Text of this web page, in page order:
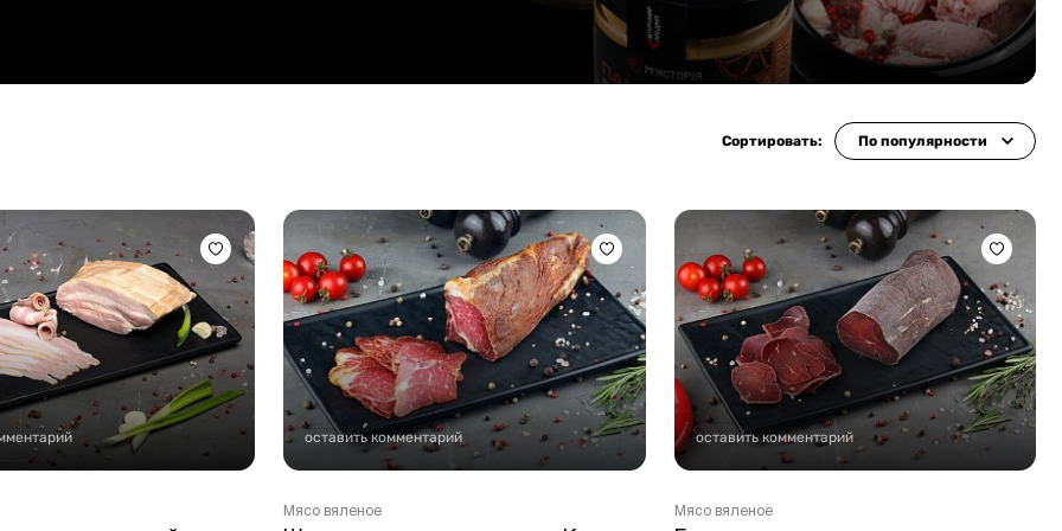
Стейки Спешл
Стейк Боксы
Сортировать: По популярности
оставить комментарий
Мясо вяленое
оставить комментарий
Мясо вяленое